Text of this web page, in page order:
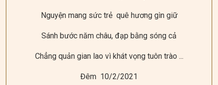
Nguyện mang sức trẻ quê hương gìn giữ
Sánh bước năm châu, đạp bằng sóng cả
Chẳng quản gian lao vì khát vọng tuôn trào ...
Đêm 10/2/2021